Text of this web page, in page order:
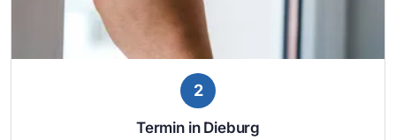
2
Termin in Dieburg